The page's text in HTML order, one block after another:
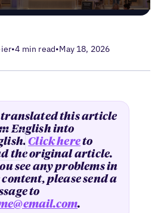
•4 min read•May 18, 2026
translated this article
English into
Click hereto
the original article.
see any problems in
content, please send a
to
.